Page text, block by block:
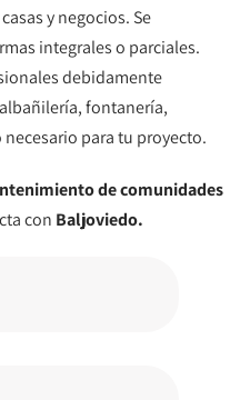
y negocios. Se
integrales o parciales.
debidamente
fontanería,
para tu proyecto.
de comunidades
con Baljoviedo.